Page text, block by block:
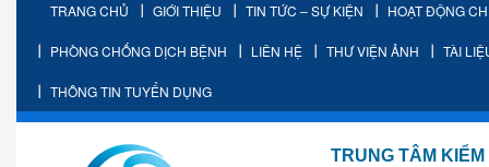
TRANG CHỦ GIỚI THIỆU TIN TỨC – SỰ KIỆN HOẠT ĐỘNG
PHÒNG CHỐNG DỊCH BỆNH LIÊN HỆ THƯ VIỆN ẢNH TÀI
THÔNG TIN TUYỂN DỤNG
TRUNG TÂM KIỂM SOÁT